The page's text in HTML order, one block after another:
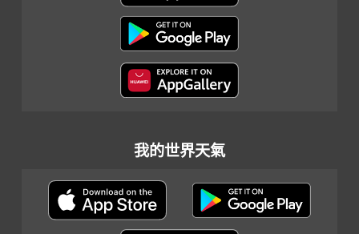
我的世界天氣